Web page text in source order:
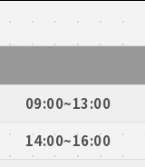
09:00~13:00
14:00~16:00